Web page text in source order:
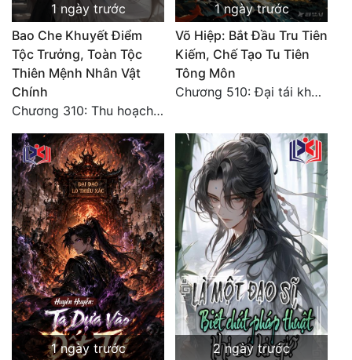
1 ngày trước
Bao Che Khuyết Điểm
Tộc Trưởng, Toàn Tộc
Thiên Mệnh Nhân Vật
Chính
Chương 310: Thu hoạch ngoài ý muốn, ưu thế tuyệt đối.
1 ngày trước
Võ Hiệp: Bắt Đầu Tru Tiên
Kiếm, Chế Tạo Tu Tiên
Tông Môn
Chương 510: Đại tái khai màn, quyết đấu khốc liệt
1 ngày trước
2 ngày trước